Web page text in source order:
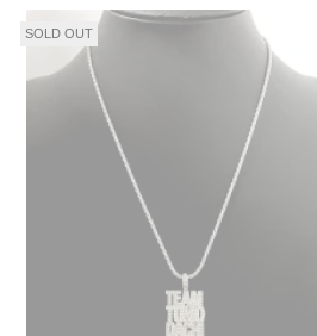
SOLD OUT